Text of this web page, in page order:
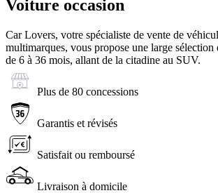
Voiture occasion
Car Lovers, votre spécialiste de vente de
multimarques, vous propose une large sélection
de 6 à 36 mois, allant de la citadine au SUV.
Plus de 80 concessions
Garantis et révisés
Satisfait ou remboursé
Livraison à domicile